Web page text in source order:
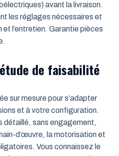
avant la livraison.
les réglages nécessaires et
et l’entretien. Garantie pièces
de faisabilité
sur mesure pour s’adapter
et à votre configuration.
détaillé, sans engagement,
d’œuvre, la motorisation et
Vous connaissez le